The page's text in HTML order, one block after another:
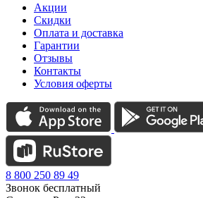
Акции
Скидки
Оплата и доставка
Гарантии
Отзывы
Контакты
Условия оферты
8 800 250 89 49
Звонок бесплатный